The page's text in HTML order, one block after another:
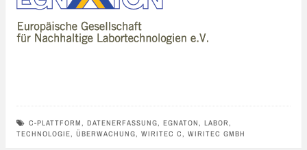
C-PLATTFORM, DATENERFASSUNG, EGNATON, LABOR,
TECHNOLOGIE, ÜBERWACHUNG, WIRITEC C, WIRITEC GMBH